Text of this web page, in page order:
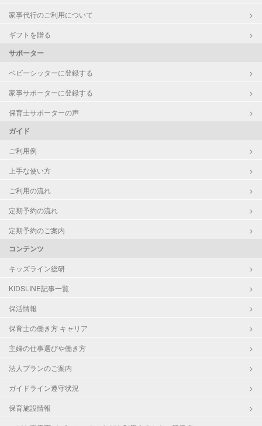
家事代行のご利用について
ギフトを贈る
サポーター
ベビーシッターに登録する
家事サポーターに登録する
保育士サポーターの声
ガイド
ご利用例
上手な使い方
ご利用の流れ
定期予約の流れ
定期予約のご案内
コンテンツ
キッズライン総研
KIDSLINE記事一覧
保活情報
保育士の働き方 キャリア
主婦の仕事選びや働き方
法人プランのご案内
ガイドライン遵守状況
保育施設情報